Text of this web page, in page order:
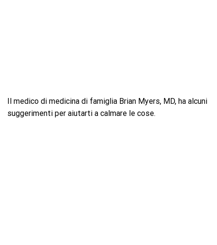
Il medico di medicina di famiglia Brian Myers, MD, ha alcuni
suggerimenti per aiutarti a calmare le cose.